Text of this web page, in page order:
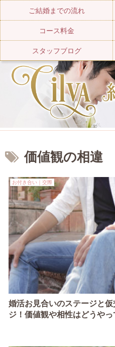
ご結婚までの流れ
コース料金
スタッフブログ
価値観の相違
お付き合い｜交際
婚活お見合いのステージと
ジ！価値観や相性はどうや